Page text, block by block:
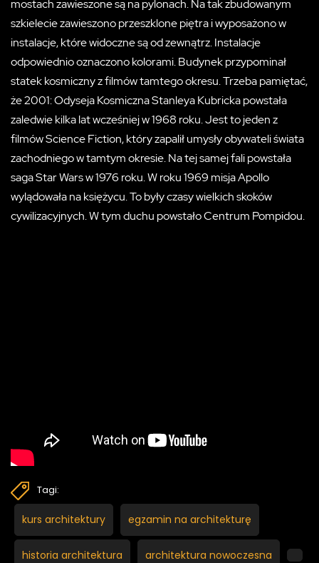
mostach zawieszone są na pylonach. Na tak zbudowanym
szkielecie zawieszono przeszklone piętra i wyposażono w
instalacje, które widoczne są od zewnątrz. Instalacje
odpowiednio oznaczono kolorami. Budynek przypominał
statek kosmiczny z filmów tamtego okresu. Trzeba pamiętać,
że 2001: Odyseja Kosmiczna Stanleya Kubricka powstała
zaledwie kilka lat wcześniej w 1968 roku. Jest to jeden z
filmów Science Fiction, który zapalił umysły obywateli świata
zachodniego w tamtym okresie. Na tej samej fali powstała
saga Star Wars w 1976 roku. W roku 1969 misja Apollo
wylądowała na księżycu. To były czasy wielkich skoków
cywilizacyjnych. W tym duchu powstało Centrum Pompidou.
Tagi:
kurs architektury egzamin na architekturę
historia architektura architektura nowoczesna